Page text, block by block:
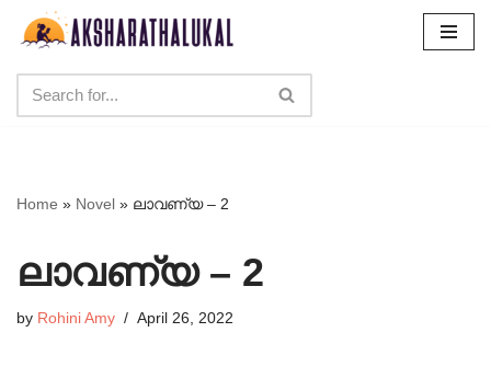
content
Home » Novel » ലാവണ്യ – 2
ലാവണ്യ – 2
by Rohini Amy April 26, 2022